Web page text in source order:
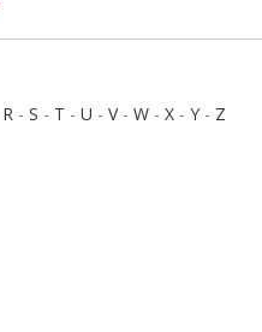
R - S - T - U - V- W - X - Y - Z